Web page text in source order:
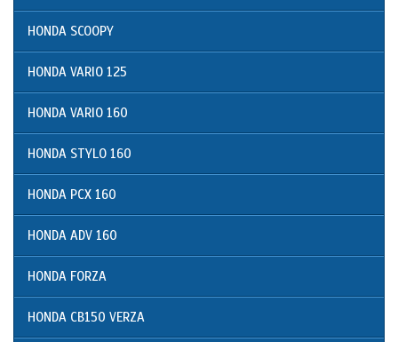
HONDA SCOOPY
HONDA VARIO 125
HONDA VARIO 160
HONDA STYLO 160
HONDA PCX 160
HONDA ADV 160
HONDA FORZA
HONDA CB150 VERZA